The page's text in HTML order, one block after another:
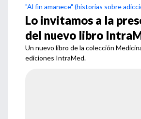
"Al fin amanece" (historias sobre
Lo invitamos a la
del nuevo libro
Un nuevo libro de la colección
ediciones IntraMed.